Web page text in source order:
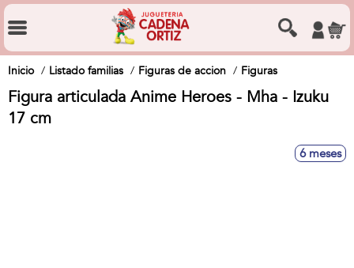
Inicio Listado familias Figuras de accion Figuras
Figura articulada Anime Heroes - Mha - Izuku
17 cm
6 meses